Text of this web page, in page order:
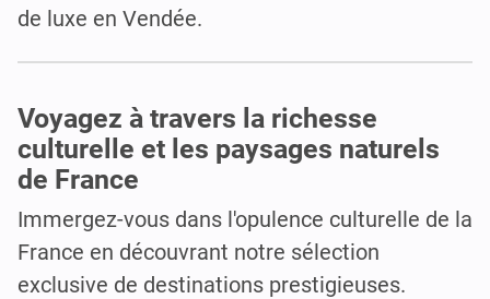
de luxe en Vendée.
Voyagez à travers la richesse
culturelle et les paysages naturels
de France
Immergez-vous dans l'opulence culturelle de la
France en découvrant notre sélection
exclusive de destinations prestigieuses.